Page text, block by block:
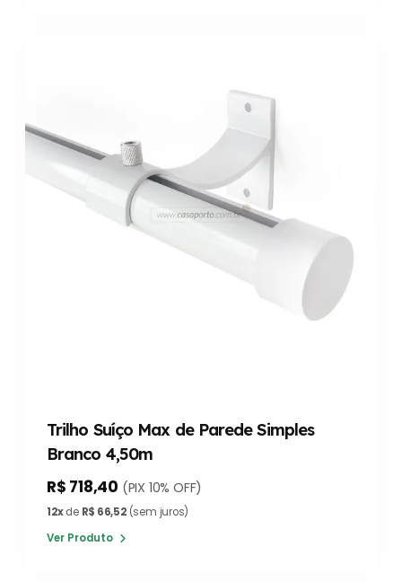
Trilho Suíço Max de Parede Simples
Branco 4,50m
R$ 718,40 (PIX 10% OFF)
12xde R$ 66,52(sem juros)
Ver Produto